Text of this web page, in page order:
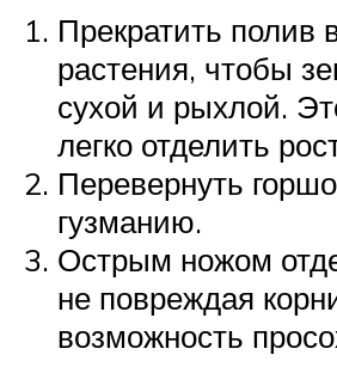
Прекратить полив
растения, чтобы
сухой и рыхлой.
легко отделить
Перевернуть
гузманию.
Острым ножом
не повреждая
возможность